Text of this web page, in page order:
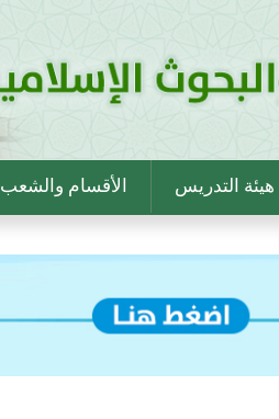
الأقسام والشعب هيئة التدريس